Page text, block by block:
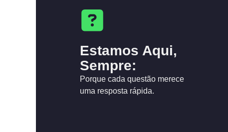
Estamos Aqui,
Sempre:
Porque cada questão merece
uma resposta rápida.